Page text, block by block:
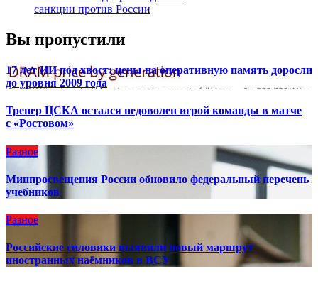
санкции против России
Вы пропустили
17 лет ИИ под хвост: цены на оперативную память доросли
до уровня 2009 года
Тренер ЦСКА остался недоволен игрой команды в матче
с «Ростовом»
Разное
Минпросвещения России обновило федеральный перечень
учебников
Разное
Российские силовики выявили новый маршрут
иностранных наёмников в ВСУ